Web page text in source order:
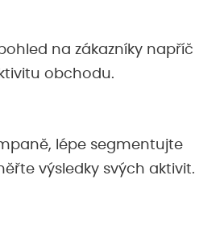
na zákazníky napříč
obchodu.
lépe segmentujte
výsledky svých aktivit.